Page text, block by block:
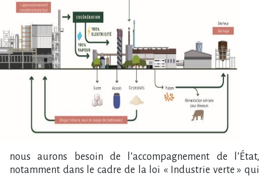
nous aurons besoin de l’accompagnement de l’État,
notamment dans le cadre de la loi « Industrie verte » qui